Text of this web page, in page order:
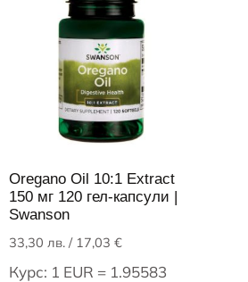
Oregano Oil 10:1 Extract
150 мг 120 гел-капсули |
Swanson
33,30 лв. / 17,03 €
Курс: 1 EUR = 1.95583